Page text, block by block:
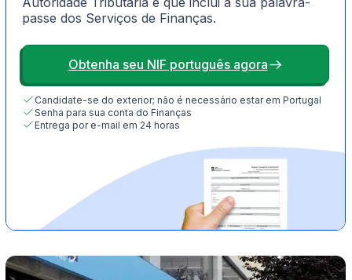
passe dos Serviços de Finanças.
Obtenha seu NIF português agora
Candidate-se do exterior; não é necessário estar em Portugal
Senha para sua conta do Finanças
Entrega por e-mail em 24 horas